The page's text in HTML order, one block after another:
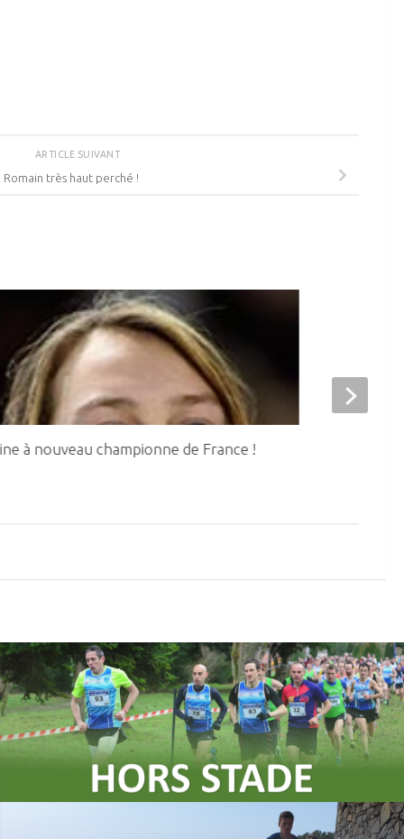
ARTICLE SUIVANT
Romain très haut perché !
à nouveau championne de France !